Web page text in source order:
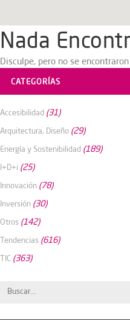
Nada
Disculpe, pero no se
CATEGORÍAS
Accesibilidad (31)
Arquitectura, Diseño (29)
Energía y Sostenibilidad (189)
I+D+i (25)
Innovación (78)
Inversión (30)
Otros (142)
Tendencias (616)
TIC (363)